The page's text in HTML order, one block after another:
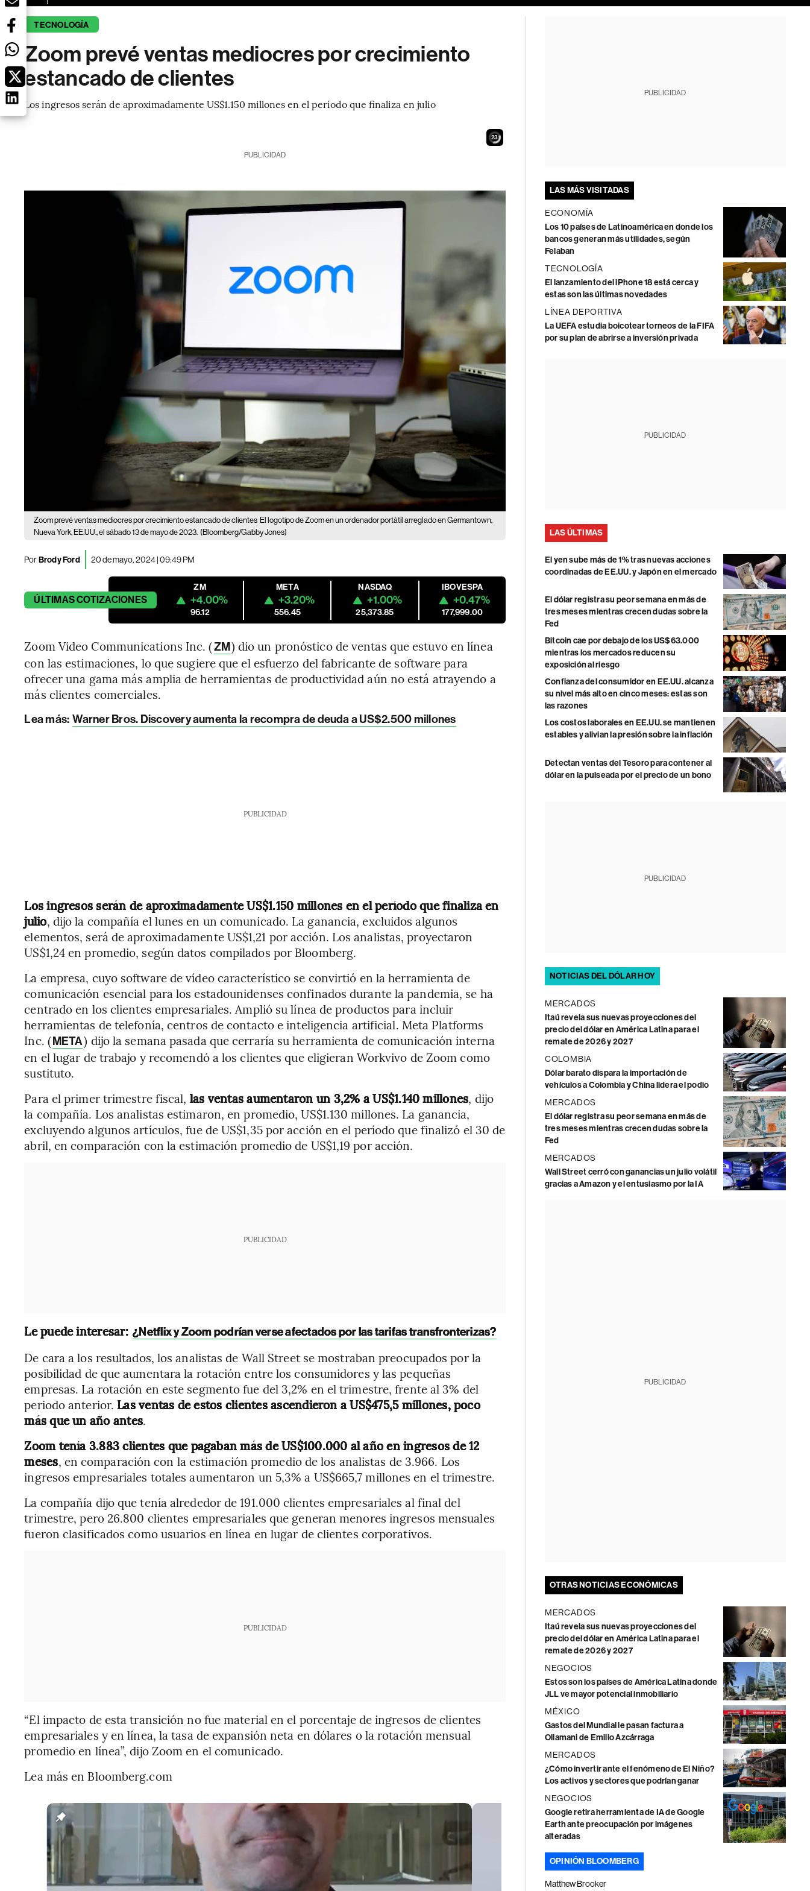
TECNOLOGÍA
Zoom prevé ventas mediocres por crecimiento
estancado de clientes
Los ingresos serán de aproximadamente US$1.150 millones en el período que finaliza en julio
21
PUBLICIDAD
Zoom prevé ventas mediocres por crecimiento estancado de clientes El logotipo de Zoom en un ordenador portátil arreglado en Germantown,
Nueva York, EE.UU., el sábado 13 de mayo de 2023. (Bloomberg/Gabby Jones)
PorBrody Ford 20 de mayo, 2024 | 09:49 PM
ÚLTIMASCOTIZACIONES
ZM
+4.00%
96.12
META
+3.20%
556.45
NASDAQ
+1.00%
25,373.85
IBOVESPA
+0.47%
177,999.00
Zoom Video Communications Inc. (ZM) dio un pronóstico de ventas que estuvo en línea
con las estimaciones, lo que sugiere que el esfuerzo del fabricante de software para
ofrecer una gama más amplia de herramientas de productividad aún no está atrayendo a
más clientes comerciales.
Lea más: Warner Bros. Discovery aumenta la recompra de deuda a US$2.500 millones
PUBLICIDAD
Los ingresos serán de aproximadamente US$1.150 millones en el período que finaliza en
julio, dijo la compañía el lunes en un comunicado. La ganancia, excluidos algunos
elementos, será de aproximadamente US$1,21 por acción. Los analistas, proyectaron
US$1,24 en promedio, según datos compilados por Bloomberg.
La empresa, cuyo software de vídeo característico se convirtió en la herramienta de
comunicación esencial para los estadounidenses confinados durante la pandemia, se ha
centrado en los clientes empresariales. Amplió su línea de productos para incluir
herramientas de telefonía, centros de contacto e inteligencia artificial. Meta Platforms
Inc. (META) dijo la semana pasada que cerraría su herramienta de comunicación interna
en el lugar de trabajo y recomendó a los clientes que eligieran Workvivo de Zoom como
sustituto.
Para el primer trimestre fiscal, las ventas aumentaron un 3,2% a US$1.140 millones, dijo
la compañía. Los analistas estimaron, en promedio, US$1.130 millones. La ganancia,
excluyendo algunos artículos, fue de US$1,35 por acción en el período que finalizó el 30 de
abril, en comparación con la estimación promedio de US$1,19 por acción.
PUBLICIDAD
Le puede interesar: ¿Netflix y Zoom podrían verse afectados por las tarifas transfronterizas?
De cara a los resultados, los analistas de Wall Street se mostraban preocupados por la
posibilidad de que aumentara la rotación entre los consumidores y las pequeñas
empresas. La rotación en este segmento fue del 3,2% en el trimestre, frente al 3% del
periodo anterior. Las ventas de estos clientes ascendieron a US$475,5 millones, poco
más que un año antes.
Zoom tenía 3.883 clientes que pagaban más de US$100.000 al año en ingresos de 12
meses, en comparación con la estimación promedio de los analistas de 3.966. Los
ingresos empresariales totales aumentaron un 5,3% a US$665,7 millones en el trimestre.
La compañía dijo que tenía alrededor de 191.000 clientes empresariales al final del
trimestre, pero 26.800 clientes empresariales que generan menores ingresos mensuales
fueron clasificados como usuarios en línea en lugar de clientes corporativos.
PUBLICIDAD
“El impacto de esta transición no fue material en el porcentaje de ingresos de clientes
empresariales y en línea, la tasa de expansión neta en dólares o la rotación mensual
promedio en línea”, dijo Zoom en el comunicado.
Lea más en Bloomberg.com
PUBLICIDAD
LAS MÁS VISITADAS
ECONOMÍA
Los 10 países de Latinoamérica en donde los
bancos generan más utilidades, según
Felaban
TECNOLOGÍA
El lanzamiento del iPhone 18 está cerca y
estas son las últimas novedades
LÍNEA DEPORTIVA
La UEFA estudia boicotear torneos de la FIFA
por su plan de abrirse a inversión privada
PUBLICIDAD
LAS ÚLTIMAS
El yen sube más de 1% tras nuevas acciones
coordinadas de EE.UU. y Japón en el mercado
El dólar registra su peor semana en más de
tres meses mientras crecen dudas sobre la
Fed
Bitcoin cae por debajo de los US$63.000
mientras los mercados reducen su
exposición al riesgo
Confianza del consumidor en EE.UU. alcanza
su nivel más alto en cinco meses: estas son
las razones
Los costos laborales en EE.UU. se mantienen
estables y alivian la presión sobre la inflación
Detectan ventas del Tesoro para contener al
dólar en la pulseada por el precio de un bono
PUBLICIDAD
NOTICIAS DEL DÓLAR HOY
MERCADOS
Itaú revela sus nuevas proyecciones del
precio del dólar en América Latina para el
remate de 2026 y 2027
COLOMBIA
Dólar barato dispara la importación de
vehículos a Colombia y China lidera el podio
MERCADOS
El dólar registra su peor semana en más de
tres meses mientras crecen dudas sobre la
Fed
MERCADOS
Wall Street cerró con ganancias un julio volátil
gracias a Amazon y el entusiasmo por la IA
PUBLICIDAD
OTRAS NOTICIAS ECONÓMICAS
MERCADOS
Itaú revela sus nuevas proyecciones del
precio del dólar en América Latina para el
remate de 2026 y 2027
NEGOCIOS
Estos son los países de América Latina donde
JLL ve mayor potencial inmobiliario
MÉXICO
Gastos del Mundial le pasan factura a
Ollamani de Emilio Azcárraga
MERCADOS
¿Cómo invertir ante el fenómeno de El Niño?
Los activos y sectores que podrían ganar
NEGOCIOS
Google retira herramienta de IA de Google
Earth ante preocupación por imágenes
alteradas
OPINIÓN BLOOMBERG
Matthew Brooker